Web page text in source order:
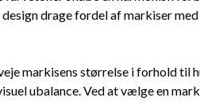
drage fordel af markiser
markisens størrelse i forhold til
ubalance. Ved at vælge en